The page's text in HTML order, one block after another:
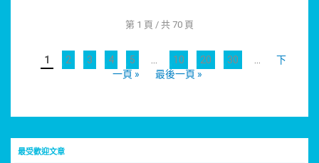
第 1 頁 / 共 70 頁
1 2 3 4 5 10 20 30
下
一頁 »
最後一頁 »
最受歡迎文章